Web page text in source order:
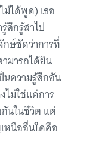
ได้พูด) เธอ
สึกรู้สาไป
กษ์ชัดว่าการที่
มารถได้ยิน
นความรู้สึกอัน
ไม่ใช่แค่การ
นในชีวิต แต่
หนืออื่นใดคือ